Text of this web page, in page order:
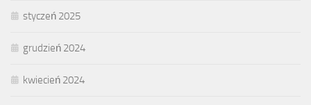
styczeń 2025
grudzień 2024
kwiecień 2024